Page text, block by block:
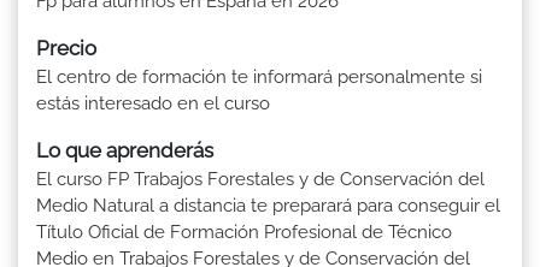
Precio
El centro de formación te informará personalmente si
estás interesado en el curso
Lo que aprenderás
El curso FP Trabajos Forestales y de Conservación del
Medio Natural a distancia te preparará para conseguir el
Título Oficial de Formación Profesional de Técnico
Medio en Trabajos Forestales y de Conservación del